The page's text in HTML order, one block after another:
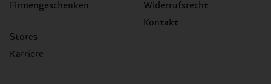
Firmengeschenken
Stores
Karriere
Widerrufsrecht
Kontakt